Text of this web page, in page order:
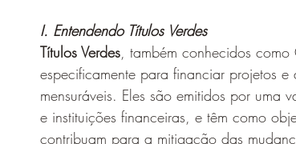
I. Entendendo Títulos Verdes
Títulos Verdes, também conhecidos como
especificamente para financiar projetos
mensuráveis. Eles são emitidos por uma
e instituições financeiras, e têm como
contribuam para a mitigação das